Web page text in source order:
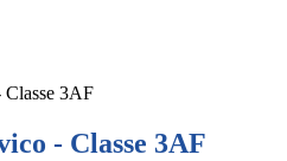
3AF
- Classe 3AF